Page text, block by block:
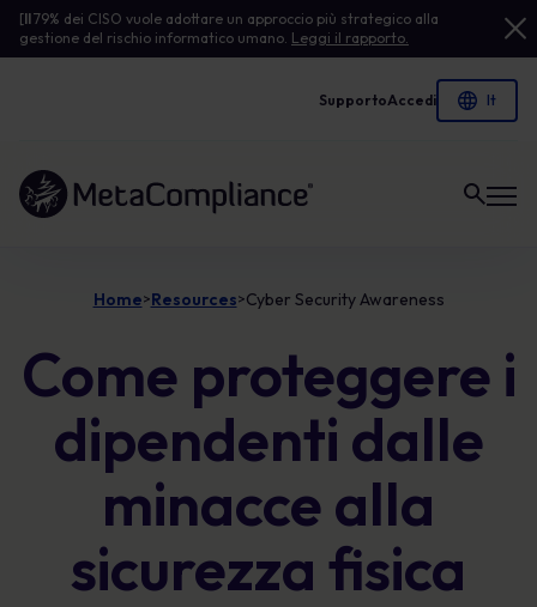
[Il79% dei CISO vuole adottare un approccio più strategico alla
gestione del rischio informatico umano. Leggi il rapporto.
SupportoAccedi
Link alla homepage
Home>Resources>Cyber Security Awareness
Come proteggere i
dipendenti dalle
minacce alla
sicurezza fisica